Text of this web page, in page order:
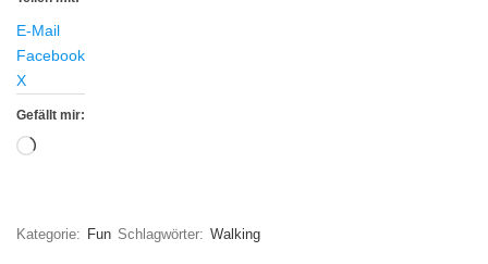
E-Mail
Facebook
X
Gefällt mir:
Wird
Kategorie: Fun Schlagwörter: Walking